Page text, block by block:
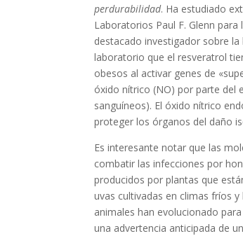
perdurabilidad. Ha estudiado
Laboratorios Paul F. Glenn
destacado investigador sobre
laboratorio que el resveratrol
obesos al activar genes de
óxido nítrico (NO) por parte del
sanguíneos). El óxido nítrico
proteger los órganos del daño
Es interesante notar que las
combatir las infecciones por
producidos por plantas que
uvas cultivadas en climas fríos
animales han evolucionado
una advertencia anticipada de